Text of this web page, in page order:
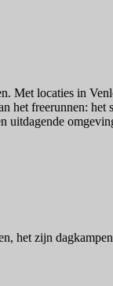
Met locaties in
het freerunnen: het
uitdagende
het zijn